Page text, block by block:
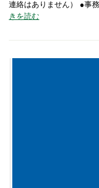
連絡はありません） ●事
きを読む